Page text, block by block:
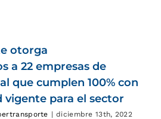
otorga
a 22 empresas de
que cumplen 100% con
para el sector
| diciembre 13th, 2022